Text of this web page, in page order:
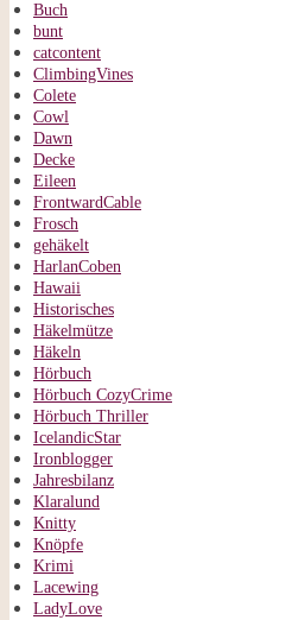
Buch
bunt
catcontent
ClimbingVines
Colete
Cowl
Dawn
Decke
Eileen
FrontwardCable
Frosch
gehäkelt
HarlanCoben
Hawaii
Historisches
Häkelmütze
Häkeln
Hörbuch
Hörbuch CozyCrime
Hörbuch Thriller
IcelandicStar
Ironblogger
Jahresbilanz
Klaralund
Knitty
Knöpfe
Krimi
Lacewing
LadyLove